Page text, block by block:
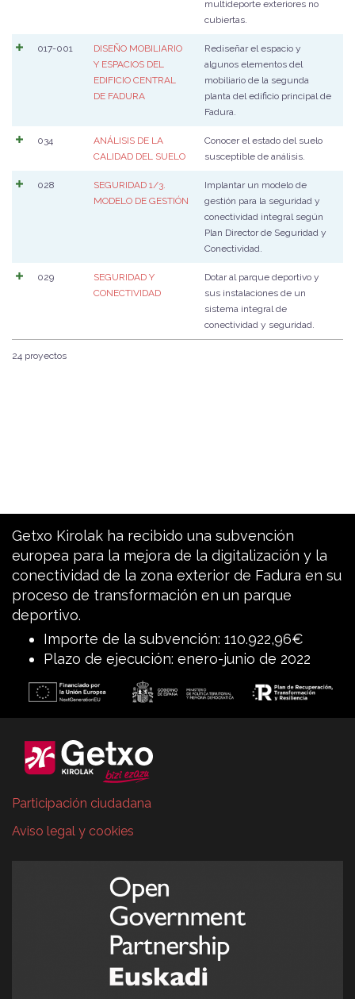
multideporte exteriores no
cubiertas.
017-001
DISEÑO MOBILIARIO
Y ESPACIOS DEL
EDIFICIO CENTRAL
DE FADURA
Rediseñar el espacio y
algunos elementos del
mobiliario de la segunda
planta del edificio principal de
Fadura.
034
ANÁLISIS DE LA
CALIDAD DEL SUELO
Conocer el estado del suelo
susceptible de análisis.
028
SEGURIDAD 1/3.
MODELO DE GESTIÓN
Implantar un modelo de
gestión para la seguridad y
conectividad integral según
Plan Director de Seguridad y
Conectividad.
029
SEGURIDAD Y
CONECTIVIDAD
Dotar al parque deportivo y
sus instalaciones de un
sistema integral de
conectividad y seguridad.
24 proyectos
Getxo Kirolak ha recibido una subvención
europea para la mejora de la digitalización y la
conectividad de la zona exterior de Fadura en su
proceso de transformación en un parque
deportivo.
Importe de la subvención: 110.922,96€
Plazo de ejecución: enero-junio de 2022
Participación ciudadana
Aviso legal y cookies